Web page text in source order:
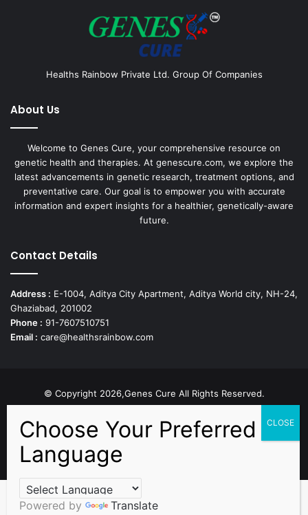
Healths Rainbow Private Ltd. Group Of Companies
About Us
Welcome to Genes Cure, your comprehensive resource on
genetic health and therapies. At genescure.com, we explore the
latest advancements in genetic research, treatment options, and
preventative care. Our goal is to empower you with accurate
information and expert insights for a healthier, genetically-aware
future.
Contact Details
Address : E-1004, Aditya City Apartment, Aditya World city, NH-24,
Ghaziabad, 201002
Phone : 91-7607510751
Email : care@healthsrainbow.com
© Copyright 2026,Genes Cure All Rights Reserved.
Facebook
X
Powered by Translate